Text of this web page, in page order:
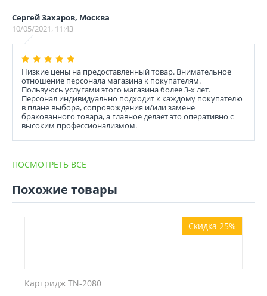
Сергей Захаров, Москва
10/05/2021, 11:43
Низкие цены на предоставленный товар. Внимательное
отношение персонала магазина к покупателям.
Пользуюсь услугами этого магазина более 3-х лет.
Персонал индивидуально подходит к каждому покупателю
в плане выбора, сопровождения и/или замене
бракованного товара, а главное делает это оперативно с
высоким профессионализмом.
ПОСМОТРЕТЬ ВСЕ
Похожие товары
Скидка 25%
Картридж TN-2080